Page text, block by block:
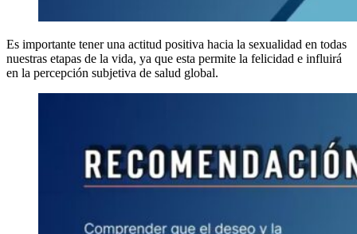
Es importante tener una actitud positiva hacia la sexualidad en todas
nuestras etapas de la vida, ya que esta permite la felicidad e influirá
en la percepción subjetiva de salud global.